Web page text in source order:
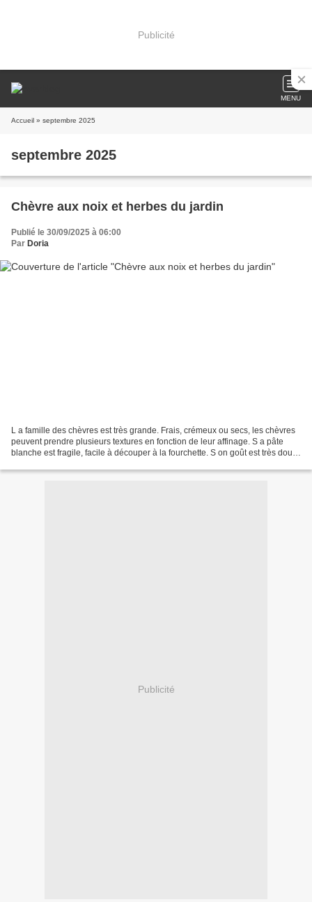
Publicité
MENU
Accueil » septembre 2025
septembre 2025
Chèvre aux noix et herbes du jardin
Publié le 30/09/2025 à 06:00
Par Doria
L a famille des chèvres est très grande. Frais, crémeux ou secs, les chèvres
peuvent prendre plusieurs textures en fonction de leur affinage. S a pâte
blanche est fragile, facile à découper à la fourchette. S on goût est très doux
Publicité